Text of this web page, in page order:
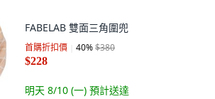
FABELAB 雙面三角圍兜
首購折扣價 40%$380
$228
明天 8/10 (一) 預計送達